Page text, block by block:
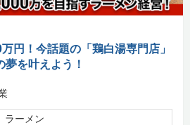
円！今話題の「鶏白湯専門店」
夢を叶えよう！
ラーメン